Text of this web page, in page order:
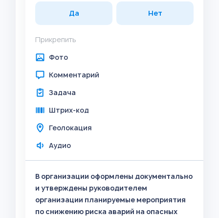
Да Нет
Прикрепить
Фото
Комментарий
Задача
Штрих-код
Геолокация
Аудио
В организации оформлены документально
и утверждены руководителем
организации планируемые мероприятия
по снижению риска аварий на опасных